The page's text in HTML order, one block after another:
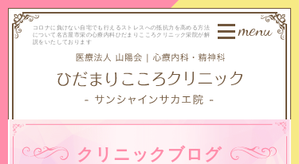
コロナに負けない自宅でも行えるストレスへの抵抗力を高める方法
について名古屋市栄の心療内科ひだまりこころクリニック栄院が解
説をいたしております
menu
クリニックブログ